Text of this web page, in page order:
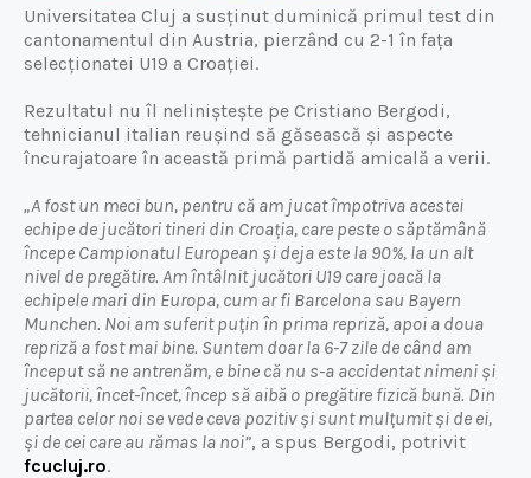
Universitatea Cluj a susținut duminică primul test din
cantonamentul din Austria, pierzând cu 2-1 în fața
selecționatei U19 a Croației.
Rezultatul nu îl neliniștește pe Cristiano Bergodi,
tehnicianul italian reușind să găsească și aspecte
încurajatoare în această primă partidă amicală a verii.
„A fost un meci bun, pentru că am jucat împotriva acestei
echipe de jucători tineri din Croația, care peste o săptămână
începe Campionatul European și deja este la 90%, la un alt
nivel de pregătire. Am întâlnit jucători U19 care joacă la
echipele mari din Europa, cum ar fi Barcelona sau Bayern
Munchen. Noi am suferit puțin în prima repriză, apoi a doua
repriză a fost mai bine. Suntem doar la 6-7 zile de când am
început să ne antrenăm, e bine că nu s-a accidentat nimeni și
jucătorii, încet-încet, încep să aibă o pregătire fizică bună. Din
partea celor noi se vede ceva pozitiv și sunt mulțumit și de ei,
și de cei care au rămas la noi”, a spus Bergodi, potrivit
fcucluj.ro.